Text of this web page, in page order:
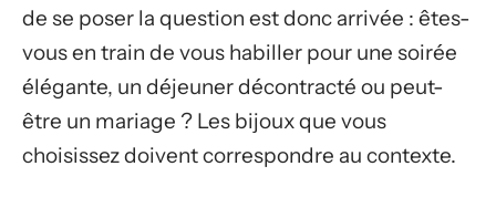
de se poser la question est donc arrivée : êtes-
vous en train de vous habiller pour une soirée
élégante, un déjeuner décontracté ou peut-
être un mariage ? Les bijoux que vous
choisissez doivent correspondre au contexte.